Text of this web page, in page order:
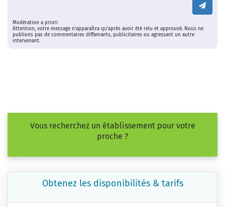
Modération a priori
Attention, votre message n’apparaîtra qu’après avoir été relu et approuvé. Nous ne
publions pas de commentaires diffamants, publicitaires ou agressant un autre
intervenant.
Vous recherchez un établissement pour votre
proche ?
Obtenez les disponibilités & tarifs